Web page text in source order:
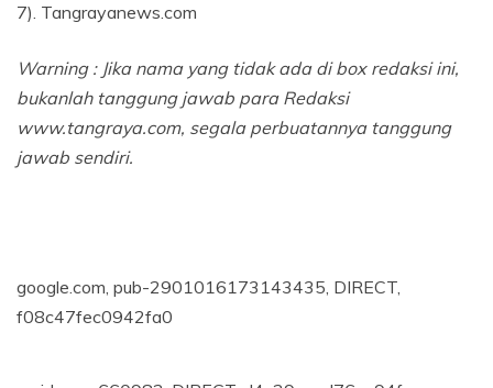
7). Tangrayanews.com
Warning : Jika nama yang tidak ada di box redaksi ini,
bukanlah tanggung jawab para Redaksi
www.tangraya.com, segala perbuatannya tanggung
jawab sendiri.
google.com, pub-2901016173143435, DIRECT,
f08c47fec0942fa0